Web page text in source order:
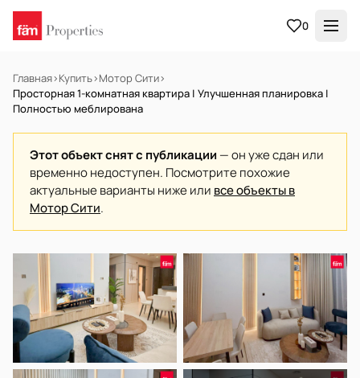
0
Главная›Купить›Мотор Сити›
Просторная 1-комнатная квартира | Улучшенная планировка |
Полностью меблирована
Этот объект снят с публикации — он уже сдан или
временно недоступен. Посмотрите похожие
актуальные варианты ниже или все объекты в
Мотор Сити.
Готов к заселению